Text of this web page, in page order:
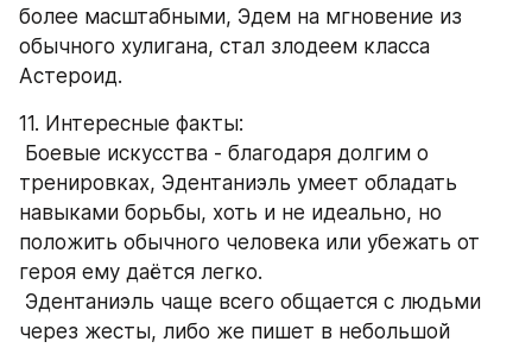
более масштабными, Эдем на мгновение из
обычного хулигана, стал злодеем класса
Астероид.
11. Интересные факты:
тренировках, Эдентаниэль умеет обладать
навыками борьбы, хоть и не идеально, но
положить обычного человека или убежать от
героя ему даётся легко.
через жесты, либо же пишет в небольшой